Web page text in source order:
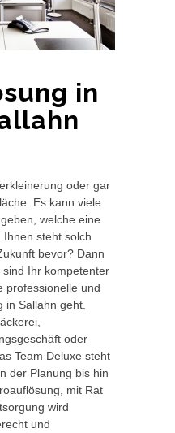
in
oder gar
Es kann viele
welche eine
steht solch
bevor? Dann
Ihr kompetenter
professionelle und
in Sallahn geht.
oder
Team Deluxe steht
der Planung bis hin
mit Rat
wird
und